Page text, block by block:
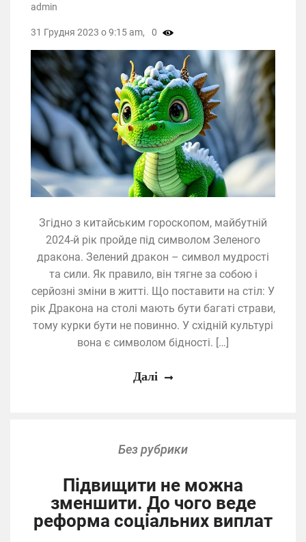
Згідно з китайським гороскопом, майбутній
2024-й рік пройде під символом Зеленого
дракона. Зелений дракон – символ мудрості
та сили. Як правило, він тягне за собою і
серйозні зміни в житті. Що поставити на стіл: У
рік Дракона на столі мають бути багаті страви,
тому курки бути не повинно. У східній культурі
вона є символом бідності. […]
admin
31 Грудня 2023 о 9:15 am, 0
Далі
Без рубрики
Підвищити не можна
зменшити. До чого веде
реформа соціальних виплат